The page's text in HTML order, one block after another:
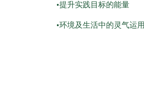
•提升实践目标的能量
•环境及生活中的灵气运用